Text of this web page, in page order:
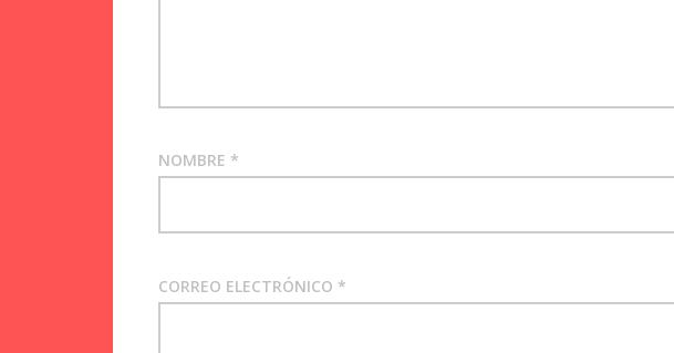
NOMBRE *
CORREO ELECTRÓNICO *